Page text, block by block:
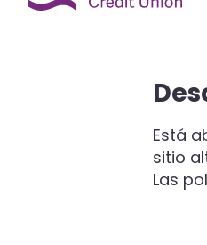
De cheques
Cuentas SAFE
Cuentas de
Está
sitio
Las